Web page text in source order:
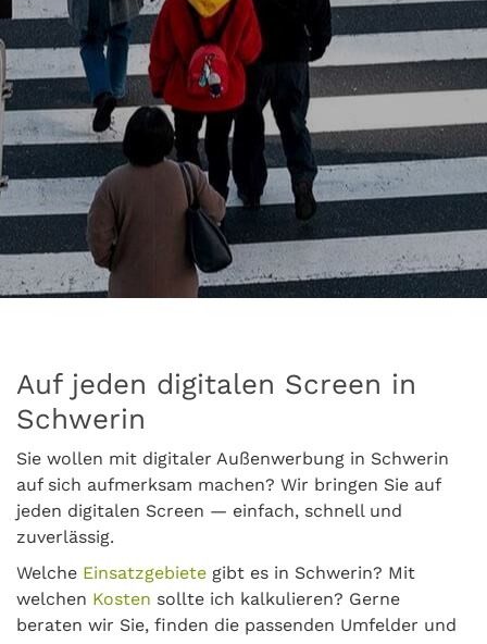
Auf jeden digitalen Screen in
Schwerin
Sie wollen mit digitaler Außenwerbung in Schwerin
auf sich aufmerksam machen? Wir bringen Sie auf
jeden digitalen Screen — einfach, schnell und
zuverlässig.
Welche Einsatzgebiete gibt es in Schwerin? Mit
welchen Kosten sollte ich kalkulieren? Gerne
beraten wir Sie, finden die passenden Umfelder und